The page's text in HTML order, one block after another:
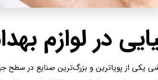
در لوازم
یکی از پویاترین و بزرگ‌ترین صنایع در سطح